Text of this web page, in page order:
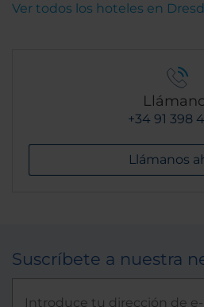
Ver todos los hoteles en
+34 91 398
Llámanos
Suscríbete a nuestra